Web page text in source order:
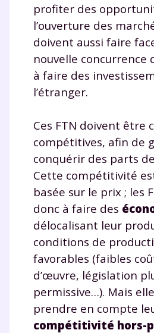
profiter des
l’ouverture des
doivent aussi faire
nouvelle concurrence
à faire des
l’étranger.
Ces FTN doivent être
compétitives, afin de
conquérir des parts
Cette compétitivité
basée sur le prix ; les
donc à faire des
délocalisant leur
conditions de
favorables (faibles
d’œuvre, législation
permissive…). Mais
prendre en compte
compétitivité hors-